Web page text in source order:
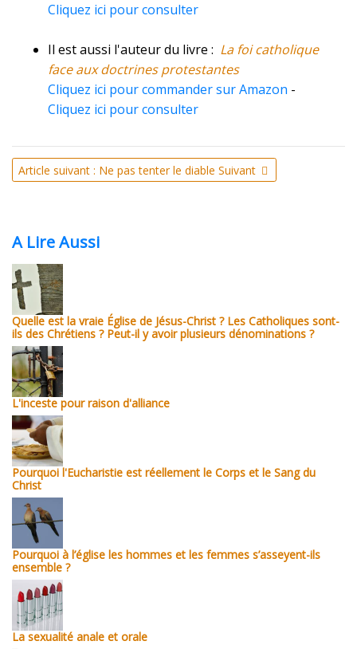
Cliquez ici pour consulter
Il est aussi l'auteur du livre : La foi catholique
face aux doctrines protestantes
Cliquez ici pour commander sur Amazon -
Cliquez ici pour consulter
Article suivant : Ne pas tenter le diable Suivant
A Lire Aussi
Quelle est la vraie Église de Jésus-Christ ? Les Catholiques sont-
ils des Chrétiens ? Peut-il y avoir plusieurs dénominations ?
L'inceste pour raison d'alliance
Pourquoi l'Eucharistie est réellement le Corps et le Sang du
Christ
Pourquoi à l’église les hommes et les femmes s’asseyent-ils
ensemble ?
La sexualité anale et orale